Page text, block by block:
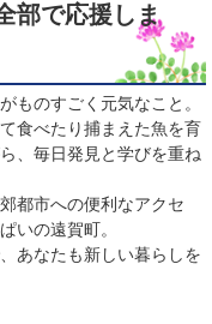
部で応援しま
ものすごく元気なこと。
食べたり捕まえた魚を育
、毎日発見と学びを重ね
都市への便利なアクセ
いの遠賀町。
あなたも新しい暮らしを